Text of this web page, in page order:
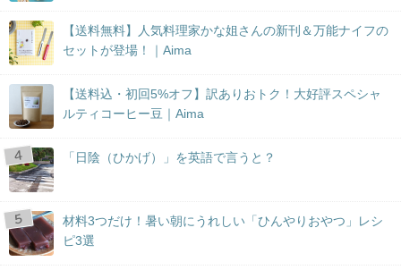
【送料無料】人気料理家かな姐さんの新刊＆万能ナイフの
セットが登場！｜Aima
【送料込・初回5%オフ】訳ありおトク！大好評スペシャ
ルティコーヒー豆｜Aima
「日陰（ひかげ）」を英語で言うと？
材料3つだけ！暑い朝にうれしい「ひんやりおやつ」レシ
ピ3選